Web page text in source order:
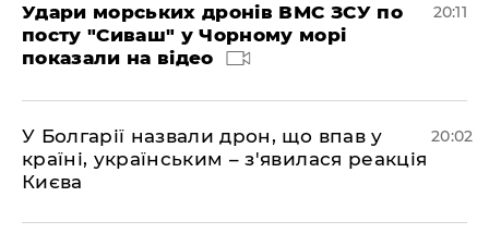
Удари морських дронів ВМС ЗСУ по
посту "Сиваш" у Чорному морі
показали на відео
20:11
У Болгарії назвали дрон, що впав у
країні, українським – з'явилася реакція
Києва
20:02